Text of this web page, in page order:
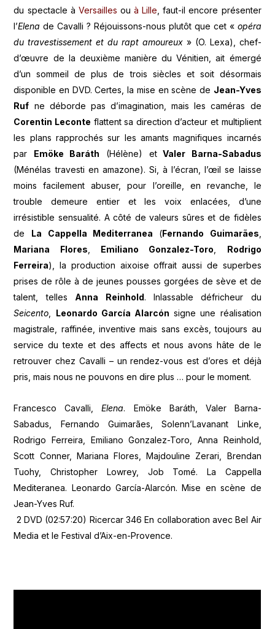
du spectacle à Versailles ouà Lille , faut-il encore présenter
l’Elenade Cavalli ? Réjouissons-nous plutôt que cet « opéra
du travestissement et du rapt amoureux» (O. Lexa), chef-
d’œuvre de la deuxième manière du Vénitien, ait émergé
d’un sommeil de plus de trois siècles et soit désormais
disponible en DVD. Certes, la mise en scène de Jean-Yves
Ruf ne déborde pas d’imagination, mais les caméras de
Corentin Leconte flattent sa direction d’acteur et multiplient
les plans rapprochés sur les amants magnifiques incarnés
par Emöke Baráth (Hélène) etValer Barna-Sabadus
(Ménélas travesti en amazone). Si, à l’écran, l’œil se laisse
moins facilement abuser, pour l’oreille, en revanche, le
trouble demeure entier et les voix enlacées, d’une
irrésistible sensualité. A côté de valeurs sûres et de fidèles
de La Cappella Mediterranea (Fernando Guimarães
Mariana Flores
Emiliano Gonzalez-Toro
Rodrigo
Ferreira), la production aixoise offrait aussi de superbes
prises de rôle à de jeunes pousses gorgées de sève et de
talent, telles Anna Reinhold. Inlassable défricheur du
Seicento
Leonardo García Alarcón signe une réalisation
magistrale, raffinée, inventive mais sans excès, toujours au
service du texte et des affects et nous avons hâte de le
retrouver chez Cavalli – un rendez-vous est d’ores et déjà
pris, mais nous ne pouvons en dire plus … pour le moment.
Francesco Cavalli,Elena. Emöke Baráth, Valer Barna-
Sabadus, Fernando Guimarães, Solenn’Lavanant Linke,
Rodrigo Ferreira, Emiliano Gonzalez-Toro, Anna Reinhold,
Scott Conner, Mariana Flores, Majdouline Zerari, Brendan
Tuohy, Christopher Lowrey, Job Tomé. La Cappella
Mediteranea. Leonardo García-Alarcón. Mise en scène de
Jean-Yves Ruf.
2 DVD (02:57:20) Ricercar 346 En collaboration avec Bel Air
Media et le Festival d’Aix-en-Provence.